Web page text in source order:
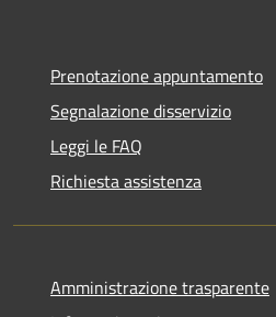
Prenotazione appuntamento
Segnalazione disservizio
Leggi le FAQ
Richiesta assistenza
Amministrazione trasparente